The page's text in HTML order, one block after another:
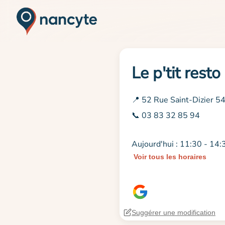
Le p'tit
📍 52 Rue Saint-Dizier
📞 03 83 32 85 94
Aujourd'hui : 11:30 -
Voir tous les horaires
Suggérer une modification